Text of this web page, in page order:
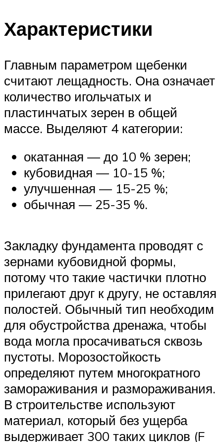
Характеристики
Главным параметром щебенки
считают лещадность. Она означает
количество игольчатых и
пластинчатых зерен в общей
массе. Выделяют 4 категории:
окатанная — до 10 % зерен;
кубовидная — 10-15 %;
улучшенная — 15-25 %;
обычная — 25-35 %.
Закладку фундамента проводят с
зернами кубовидной формы,
потому что такие частички плотно
прилегают друг к другу, не оставляя
полостей. Обычный тип необходим
для обустройства дренажа, чтобы
вода могла просачиваться сквозь
пустоты. Морозостойкость
определяют путем многократного
замораживания и размораживания.
В строительстве используют
материал, который без ущерба
выдерживает 300 таких циклов (F